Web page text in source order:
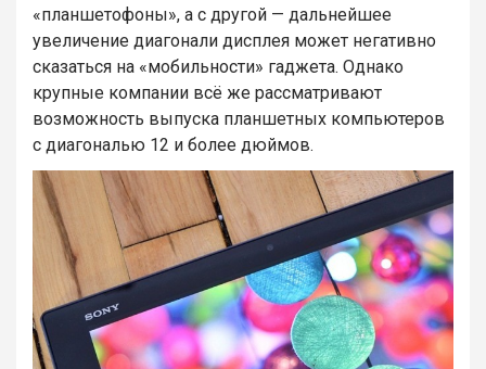
«планшетофоны», а с другой — дальнейшее
увеличение диагонали дисплея может негативно
сказаться на «мобильности» гаджета. Однако
крупные компании всё же рассматривают
возможность выпуска планшетных компьютеров
с диагональю 12 и более дюймов.